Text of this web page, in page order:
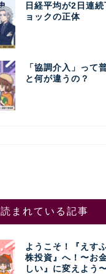
日経平均が2日連
ョックの正体
「協調介入」って
と何が違うの？
読まれている記事
ようこそ！『えす
株投資』へ！〜お
しい』に変えよう